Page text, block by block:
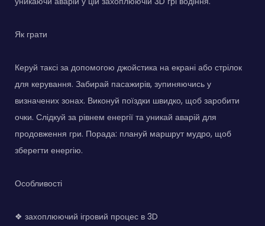
Як грати
Керуй таксі за допомогою джойстика на екрані або стрілок
для керування. Забирай пасажирів, зупиняючись у
визначених зонах. Виконуй поїздки швидко, щоб заробити
очки. Слідкуй за рівнем енергії та уникай аварій для
продовження гри. Порада: плануй маршрут мудро, щоб
зберегти енергію.
Особливості
❖ захоплюючий ігровий процес в 3D